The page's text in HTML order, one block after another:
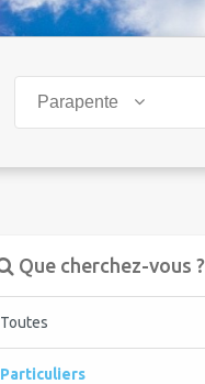
Parapente
Que cherchez-vous ?
Toutes
Particuliers